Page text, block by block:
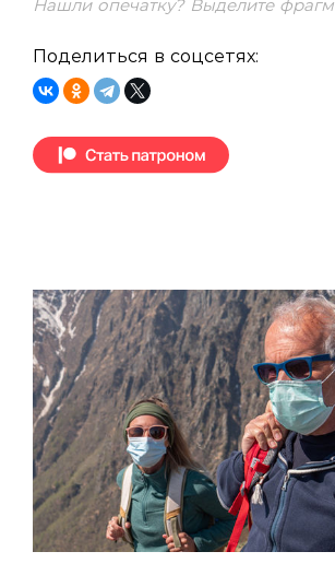
Нашли опечатку? Выделите
Поделиться в соцсетях: